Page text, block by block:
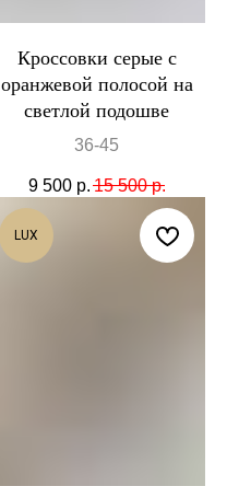
Кроссовки серые с
оранжевой полосой на
светлой подошве
36-45
9 500 р. 15 500 р.
LUX